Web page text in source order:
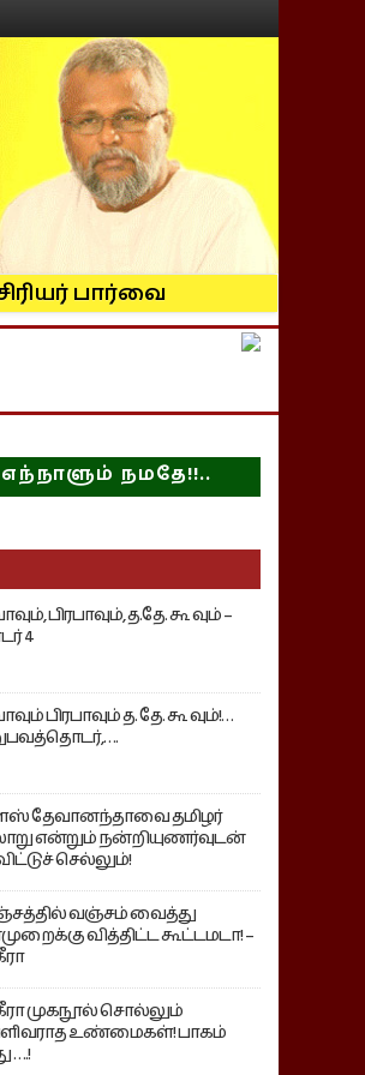
பார்வை
நமதே!!..
பிரபாவும், த.தே. கூ வும் –
4
பிரபாவும் த. தே. கூ வும்!…
தேவானந்தாவை தமிழர்
என்றும் நன்றியுணர்வுடன்
செல்லும்!
வஞ்சம் வைத்து
வித்திட்ட கூட்டமடா! –
முகநூல் சொல்லும்
உண்மைகள்! பாகம்
….!